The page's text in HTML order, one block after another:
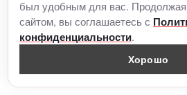
становится особенно заметен
образовываться брыли, лицо «едет»
отдыхают - они работают даже
был удобным для вас. Продолжая
сайтом, вы соглашаетесь с
конфиденциальности.
Хорошо